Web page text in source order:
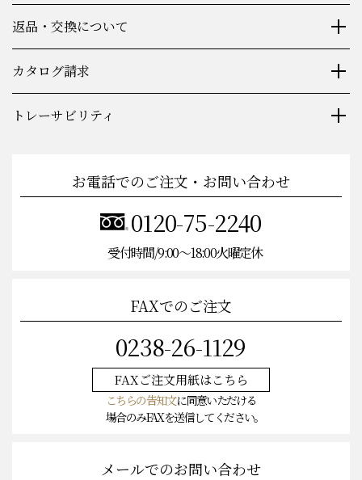
返品・交換について
カタログ請求
トレーサビリティ
お電話でのご注文・お問い合わせ
0120-75-2240
受付時間/9:00〜18:00火曜定休
FAXでのご注文
0238-26-1129
FAXご注文用紙はこちら
こちらの告知文に同意いただける
場合のみFAXを送信してください。
メールでのお問い合わせ